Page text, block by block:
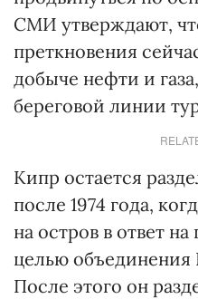
СМИ утверждают,
преткновения
добыче нефти и
береговой линии
Кипр остается
после 1974 года,
на остров в ответ
целью объединения
После этого он